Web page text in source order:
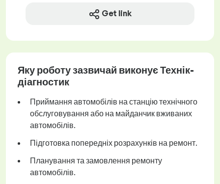
Get link
Яку роботу зазвичай виконує Технік-
діагностик
Приймання автомобілів на станцію технічного
обслуговування або на майданчик вживаних
автомобілів.
Підготовка попередніх розрахунків на ремонт.
Планування та замовлення ремонту
автомобілів.